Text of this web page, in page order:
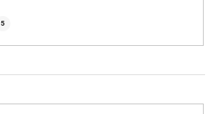
5